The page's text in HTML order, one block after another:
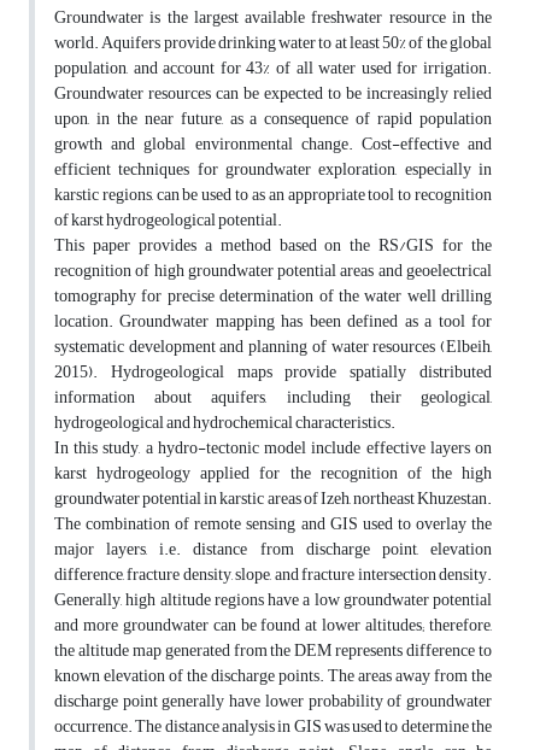
Groundwater is the largest available freshwater resource in the
world. Aquifers provide drinking water to at least 50% of the global
population, and account for 43% of all water used for irrigation.
Groundwater resources can be expected to be increasingly relied
upon, in the near future, as a consequence of rapid population
growth and global environmental change. Cost-effective and
efficient techniques for groundwater exploration, especially in
karstic regions, can be used to as an appropriate tool to recognition
of karst hydrogeological potential.
This paper provides a method based on the RS/GIS for the
recognition of high groundwater potential areas and geoelectrical
tomography for precise determination of the water well drilling
location. Groundwater mapping has been defined as a tool for
systematic development and planning of water resources (Elbeih,
2015). Hydrogeological maps provide spatially distributed
information about aquifers, including their geological,
hydrogeological and hydrochemical characteristics.
In this study, a hydro-tectonic model include effective layers on
karst hydrogeology applied for the recognition of the high
groundwater potential in karstic areas of Izeh, northeast Khuzestan.
The combination of remote sensing and GIS used to overlay the
major layers, i.e. distance from discharge point, elevation
difference, fracture density, slope, and fracture intersection density.
Generally, high altitude regions have a low groundwater potential
and more groundwater can be found at lower altitudes; therefore,
the altitude map generated from the DEM represents difference to
known elevation of the discharge points. The areas away from the
discharge point generally have lower probability of groundwater
occurrence. The distance analysis in GIS was used to determine the